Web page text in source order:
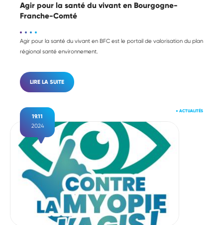
Agir pour la santé du vivant en Bourgogne-
Franche-Comté
Agir pour la santé du vivant en BFC est le portail de valorisation du plan
régional santé environnement.
LIRE LA SUITE
19.11
2024
● ACTUALITÉS